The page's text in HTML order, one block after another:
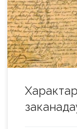
звычаёвым правам,
зафіксаванае ў
складваліся
земляў (Полацкай,